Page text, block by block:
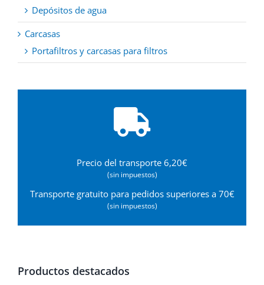
Depósitos de agua
Carcasas
Portafiltros y carcasas para filtros
Precio del transporte 6,20€
(sin impuestos)
Transporte gratuito para pedidos superiores a 70€
(sin impuestos)
Productos destacados